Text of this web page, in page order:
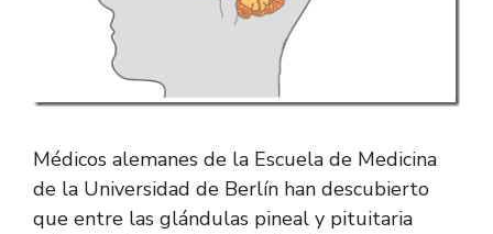
Médicos alemanes de la Escuela de Medicina
de la Universidad de Berlín han descubierto
que entre las glándulas pineal y pituitaria